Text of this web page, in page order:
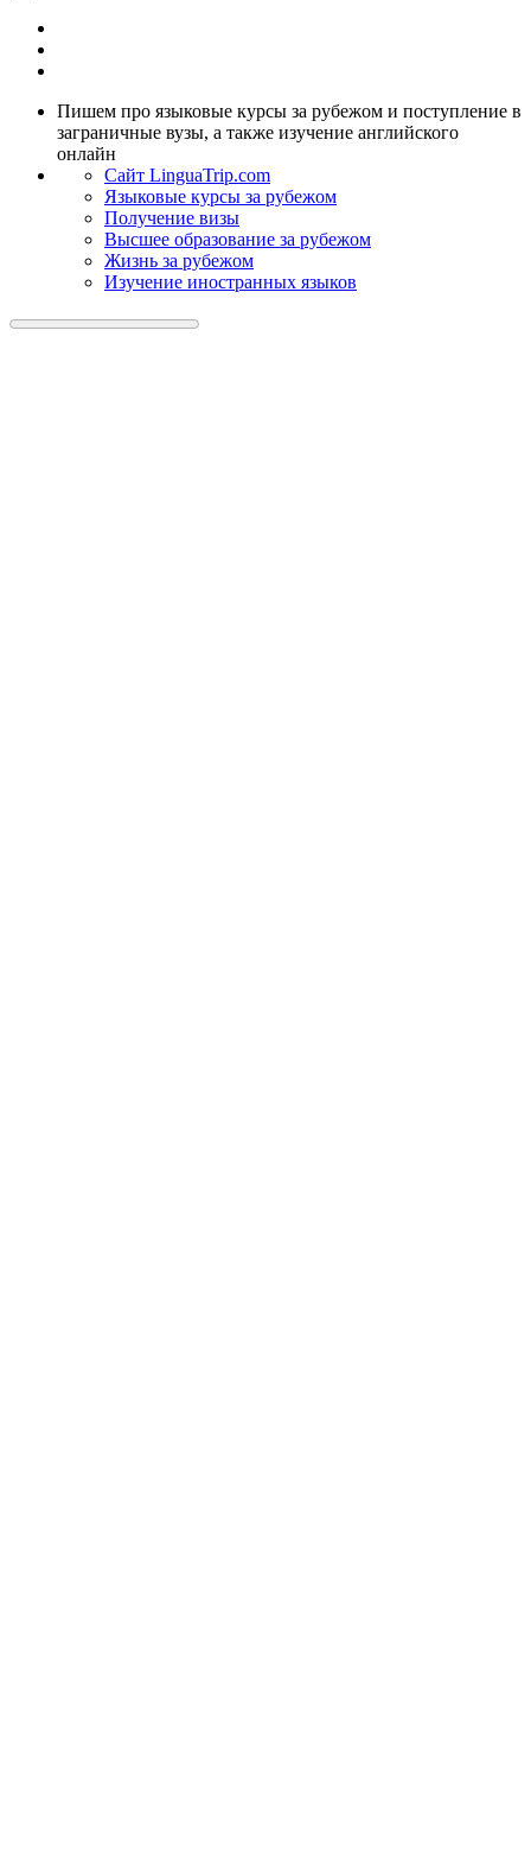
Пишем про языковые курсы за рубежом и поступление в
заграничные вузы, а также изучение английского
онлайн
Cайт LinguaTrip.com
Языковые курсы за рубежом
Получение визы
Высшее образование за рубежом
Жизнь за рубежом
Изучение иностранных языков